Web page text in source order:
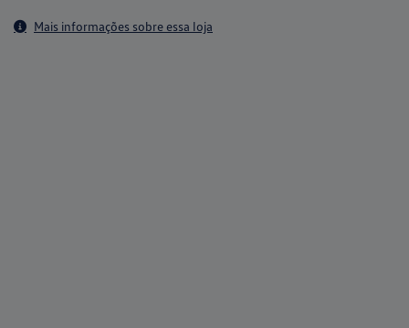
Mais informações sobre essa loja